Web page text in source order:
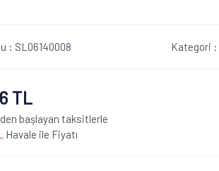
: SL06140008 Kategori :
TL
başlayan taksitlerle
Havale ile Fiyatı